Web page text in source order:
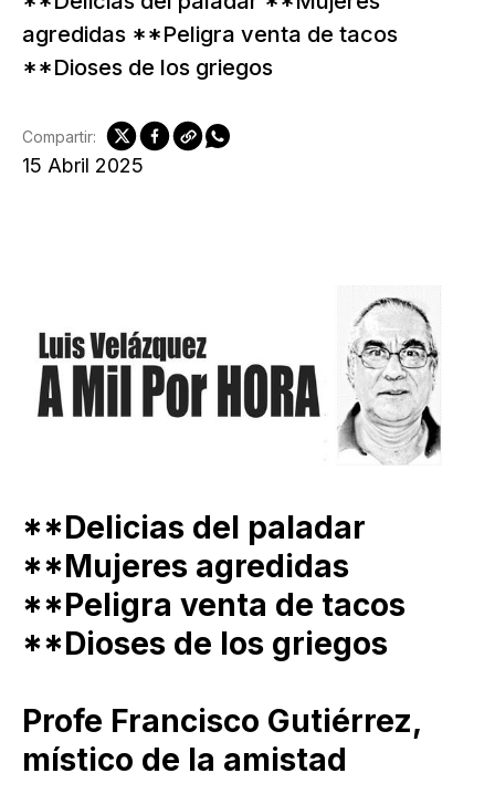
agredidas **Peligra venta de tacos
**Dioses de los griegos
15 Abril 2025
Compartir:
**Delicias del paladar
**Mujeres agredidas
**Peligra venta de tacos
**Dioses de los griegos
Profe Francisco Gutiérrez,
místico de la amistad